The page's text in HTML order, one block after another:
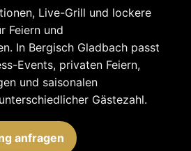
Live-Grill und lockere
Feiern und
In Bergisch Gladbach passt
Events, privaten Feiern,
und saisonalen
Gästezahl.
anfragen